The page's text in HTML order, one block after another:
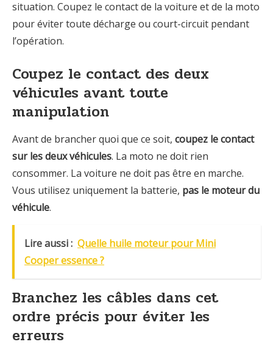
situation. Coupez le contact de la voiture et de la moto
pour éviter toute décharge ou court-circuit pendant
l’opération.
Coupez le contact des deux
véhicules avant toute
manipulation
Avant de brancher quoi que ce soit, coupez le contact
sur les deux véhicules. La moto ne doit rien
consommer. La voiture ne doit pas être en marche.
Vous utilisez uniquement la batterie, pas le moteur du
véhicule.
Lire aussi : Quelle huile moteur pour Mini
Cooper essence ?
Branchez les câbles dans cet
ordre précis pour éviter les
erreurs